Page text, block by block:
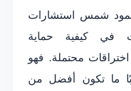
شمس استشارات
في كيفية حماية
محتملة. فهو
ما تكون أفضل من